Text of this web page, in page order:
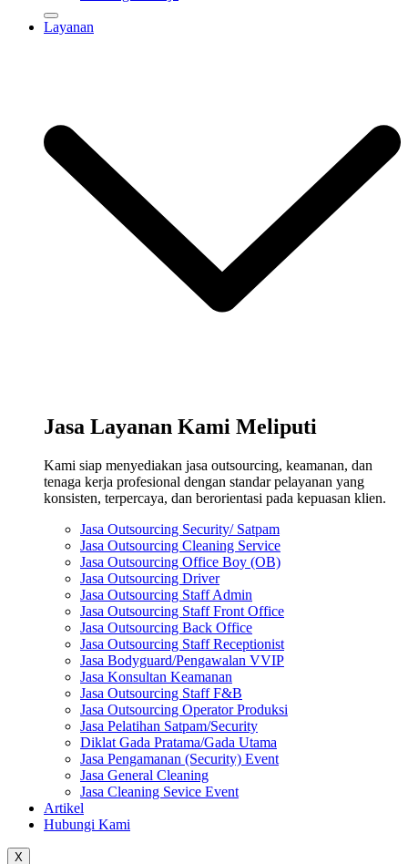
Layanan
Jasa Layanan Kami Meliputi
Kami siap menyediakan jasa outsourcing, keamanan, dan
tenaga kerja profesional dengan standar pelayanan yang
konsisten, terpercaya, dan berorientasi pada kepuasan klien.
Jasa Outsourcing Security/ Satpam
Jasa Outsourcing Cleaning Service
Jasa Outsourcing Office Boy (OB)
Jasa Outsourcing Driver
Jasa Outsourcing Staff Admin
Jasa Outsourcing Staff Front Office
Jasa Outsourcing Back Office
Jasa Outsourcing Staff Receptionist
Jasa Bodyguard/Pengawalan VVIP
Jasa Konsultan Keamanan
Jasa Outsourcing Staff F&B
Jasa Outsourcing Operator Produksi
Jasa Pelatihan Satpam/Security
Diklat Gada Pratama/Gada Utama
Jasa Pengamanan (Security) Event
Jasa General Cleaning
Jasa Cleaning Sevice Event
Artikel
Hubungi Kami
X